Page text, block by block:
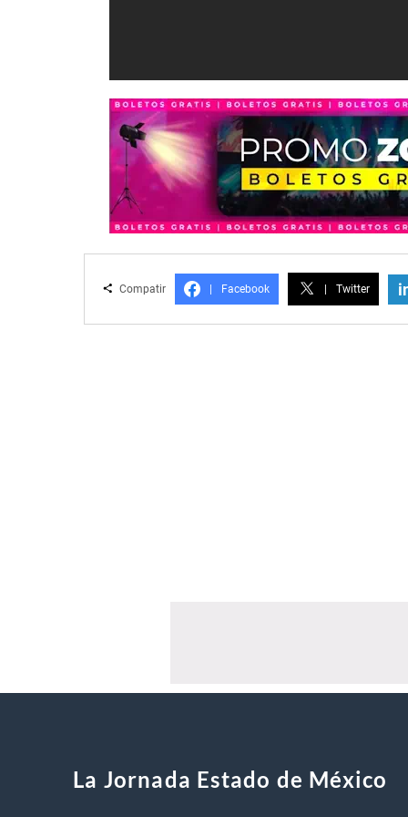
Compatir Facebook Twitter
La Jornada Estado de México